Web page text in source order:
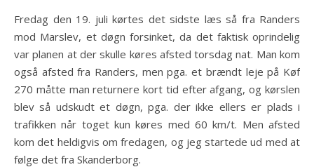
Fredag den 19. juli kørtes det sidste læs så fra Randers
mod Marslev, et døgn forsinket, da det faktisk oprindelig
var planen at der skulle køres afsted torsdag nat. Man kom
også afsted fra Randers, men pga. et brændt leje på Køf
270 måtte man returnere kort tid efter afgang, og kørslen
blev så udskudt et døgn, pga. der ikke ellers er plads i
trafikken når toget kun køres med 60 km/t. Men afsted
kom det heldigvis om fredagen, og jeg startede ud med at
følge det fra Skanderborg.